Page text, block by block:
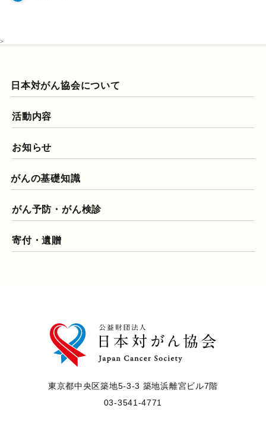
>
日本対がん協会について
活動内容
お知らせ
がんの基礎知識
がん予防・がん検診
寄付・遺贈
東京都中央区築地5-3-3 築地浜離宮ビル7階
03-3541-4771